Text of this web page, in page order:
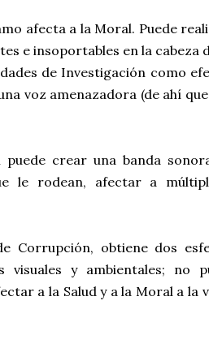
afecta a la Moral. Puede
e insoportables en la cabeza
de Investigación como
voz amenazadora (de ahí
puede crear una banda
le rodean, afectar a
Corrupción, obtiene dos
visuales y ambientales; no
a la Salud y a la Moral a la